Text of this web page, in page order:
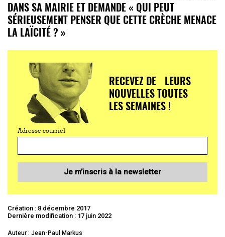
DANS SA MAIRIE ET DEMANDE « QUI PEUT
SÉRIEUSEMENT PENSER QUE CETTE CRÈCHE MENACE
LA LAÏCITÉ ? »
RECEVEZ DE LEURS
NOUVELLES TOUTES
LES SEMAINES !
Adresse courriel
Je m’inscris à la newsletter
Création : 8 décembre 2017
Dernière modification : 17 juin 2022
Auteur : Jean-Paul Markus